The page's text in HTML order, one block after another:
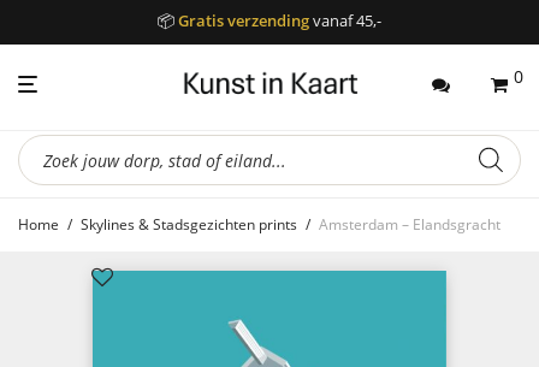
📦Gratis verzendingvanaf 45,-
0
Producten
zoeken
Home / Skylines & Stadsgezichten prints / Amsterdam – Elandsgracht